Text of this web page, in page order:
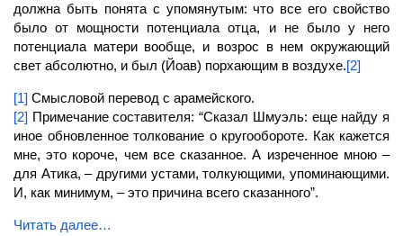
должна быть понята с упомянутым: что все его свойство
было от мощности потенциала отца, и не было у него
потенциала матери вообще, и возрос в нем окружающий
свет абсолютно, и был (Йоав) порхающим в воздухе.[2]
[1] Смысловой перевод с арамейского.
[2] Примечание составителя: “Сказал Шмуэль: еще найду я
иное обновленное толкование о кругообороте. Как кажется
мне, это короче, чем все сказанное. А изреченное мною –
для Атика, – другими устами, толкующими, упоминающими.
И, как минимум, – это причина всего сказанного”.
Читать далее…